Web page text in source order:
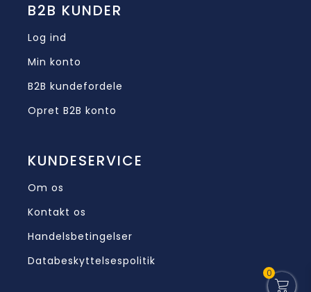
B2B KUNDER
Log ind
Min konto
B2B kundefordele
Opret B2B konto
KUNDESERVICE
Om os
Kontakt os
Handelsbetingelser
Databeskyttelsespolitik
0